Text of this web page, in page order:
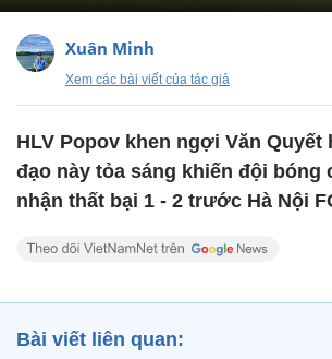
Xuân Minh
Xem các bài viết của tác giả
HLV Popov khen ngợi Văn
đạo này tỏa sáng khiến đội bóng
nhận thất bại 1 - 2 trước Hà Nội
Bài viết liên quan: